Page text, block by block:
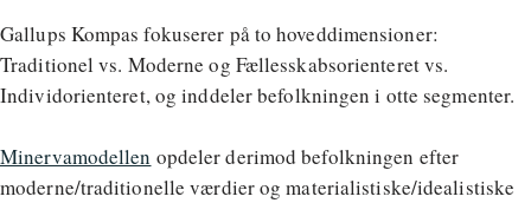
Gallups Kompas fokuserer på to hoveddimensioner:
Traditionel vs. Moderne og Fællesskabsorienteret vs.
Individorienteret, og inddeler befolkningen i otte segmenter.
Minervamodellen opdeler derimod befolkningen efter
moderne/traditionelle værdier og materialistiske/idealistiske